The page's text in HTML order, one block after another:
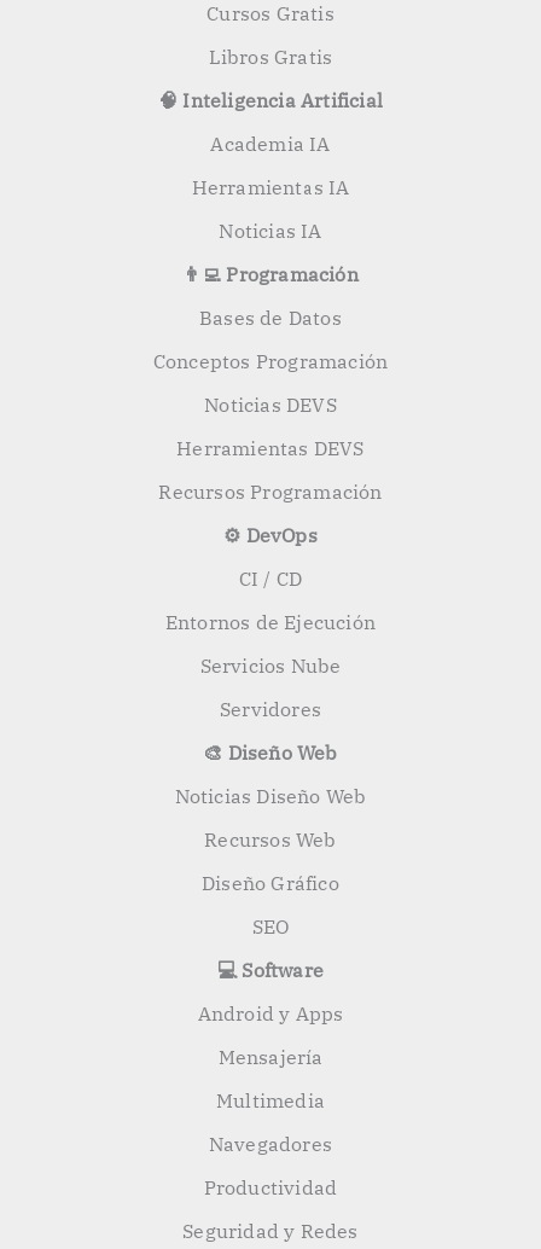
Cursos Gratis
Libros Gratis
🧠 Inteligencia Artificial
Academia IA
Herramientas IA
Noticias IA
👨‍💻 Programación
Bases de Datos
Conceptos Programación
Noticias DEVS
Herramientas DEVS
Recursos Programación
⚙️ DevOps
CI / CD
Entornos de Ejecución
Servicios Nube
Servidores
🎨 Diseño Web
Noticias Diseño Web
Recursos Web
Diseño Gráfico
SEO
💻 Software
Android y Apps
Mensajería
Multimedia
Navegadores
Productividad
Seguridad y Redes